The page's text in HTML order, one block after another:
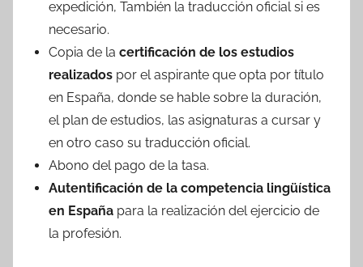
expedición, También la traducción oficial si es
necesario.
Copia de la certificación de los estudios
realizados por el aspirante que opta por título
en España, donde se hable sobre la duración,
el plan de estudios, las asignaturas a cursar y
en otro caso su traducción oficial.
Abono del pago de la tasa.
Autentificación de la competencia lingüística
en España para la realización del ejercicio de
la profesión.